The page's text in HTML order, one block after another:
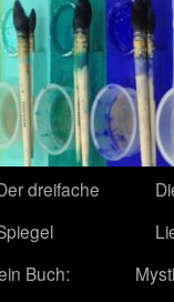
dreifache
Buch: